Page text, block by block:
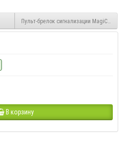
Пульт-брелок сигнализации MagiCar M7
В корзину